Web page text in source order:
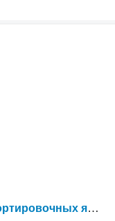
18 контейнеров для хранения / сортировочных ящиков